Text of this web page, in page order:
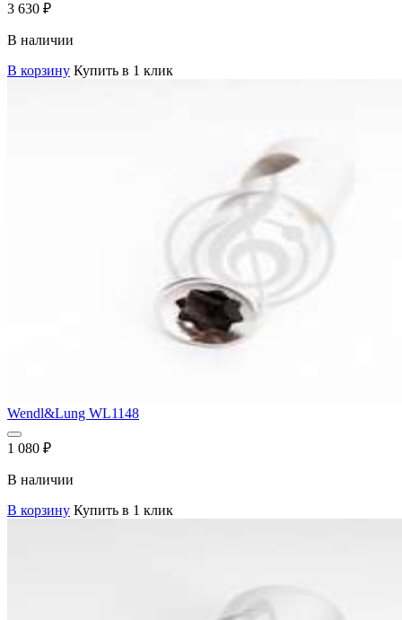
3 630 ₽
В наличии
В корзину Купить в 1 клик
Wendl&Lung WL1148
1 080 ₽
В наличии
В корзину Купить в 1 клик